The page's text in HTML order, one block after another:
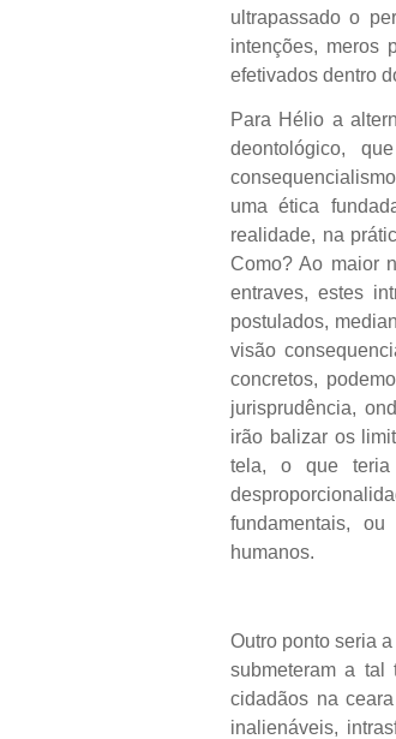
ultrapassado o
intenções, meros
efetivados dentro
Para Hélio a
deontológico,
uma ética
realidade, na
Como? Ao maior
entraves, estes
postulados,
visão
concretos,
jurisprudência,
irão balizar os
tela, o que teria
fundamentais,
humanos.
Outro ponto seria
submeteram a tal
cidadãos na
inalienáveis,